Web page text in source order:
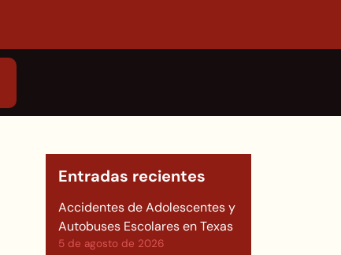
Entradas recientes
Accidentes de Adolescentes y
Autobuses Escolares en Texas
5 de agosto de 2026